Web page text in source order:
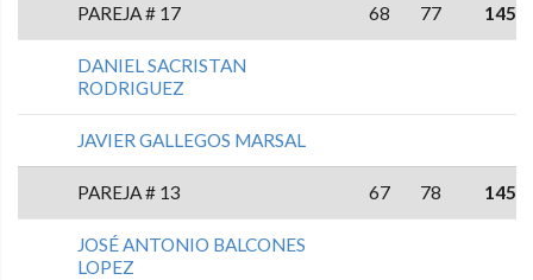
PAREJA # 17 68 77 145
DANIEL SACRISTAN
RODRIGUEZ
JAVIER GALLEGOS MARSAL
PAREJA # 13 67 78 145
JOSÉ ANTONIO BALCONES
LOPEZ